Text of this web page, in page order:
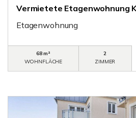
Vermietete Etagenwohnung
Etagenwohnung
68 m²
WOHNFLÄCHE
2
ZIMMER